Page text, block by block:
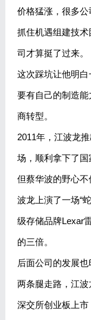
价格猛涨，很多
抓住机遇组建技
司才算挺了过来。
这次踩坑让他明
要有自己的制造
商转型。
2011年，江波龙
场，顺利拿下了国
但蔡华波的野心不
波龙上演了一场“
级存储品牌Lexar
的三倍。
后面公司的发展
两条腿走路，江
深交所创业板上市